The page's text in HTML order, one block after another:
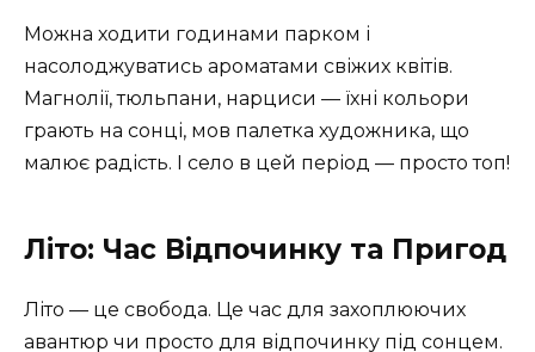
Можна ходити годинами парком і
насолоджуватись ароматами свіжих квітів.
Магнолії, тюльпани, нарциси — їхні кольори
грають на сонці, мов палетка художника, що
малює радість. І село в цей період — просто топ!
Літо: Час Відпочинку та Пригод
Літо — це свобода. Це час для захоплюючих
авантюр чи просто для відпочинку під сонцем.